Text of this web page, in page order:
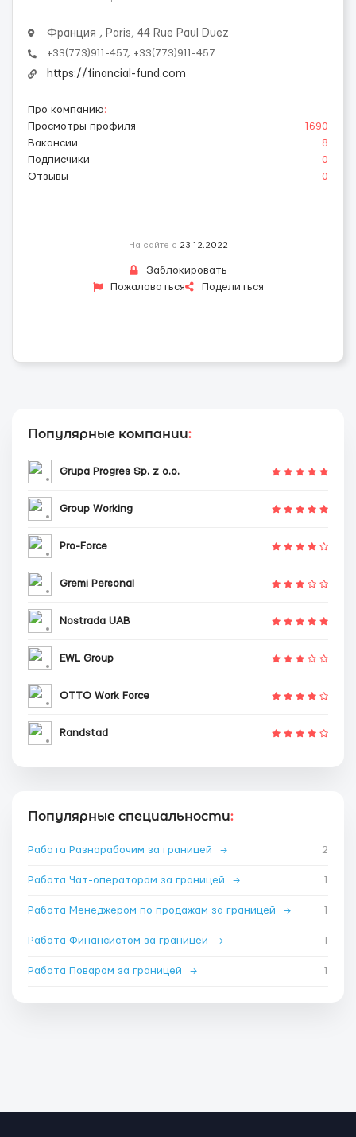
Франция , Paris, 44 Rue Paul Duez
+33(773)911-457, +33(773)911-457
https://financial-fund.com
Про компанию:
Просмотры профиля
1690
Вакансии
8
Подписчики
0
Отзывы
0
На сайте с 23.12.2022
Заблокировать
Пожаловаться
Поделиться
Популярные компании:
Grupa Progres Sp. z o.o.
Group Working
Pro-Force
Gremi Personal
Nostrada UAB
EWL Group
OTTO Work Force
Randstad
Популярные специальности:
Работа Разнорабочим за границей → 2
Работа Чат-оператором за границей → 1
Работа Менеджером по продажам за границей → 1
Работа Финансистом за границей → 1
Работа Поваром за границей → 1